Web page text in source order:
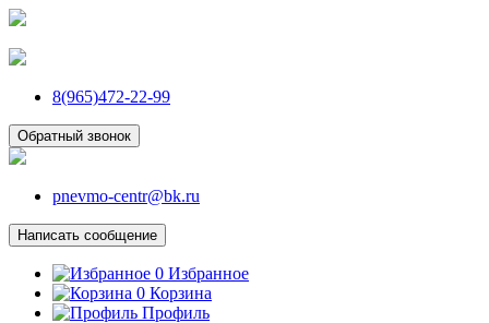
8(965)472-22-99
Обратный звонок
pnevmo-centr@bk.ru
Написать сообщение
0 Избранное
0 Корзина
Профиль